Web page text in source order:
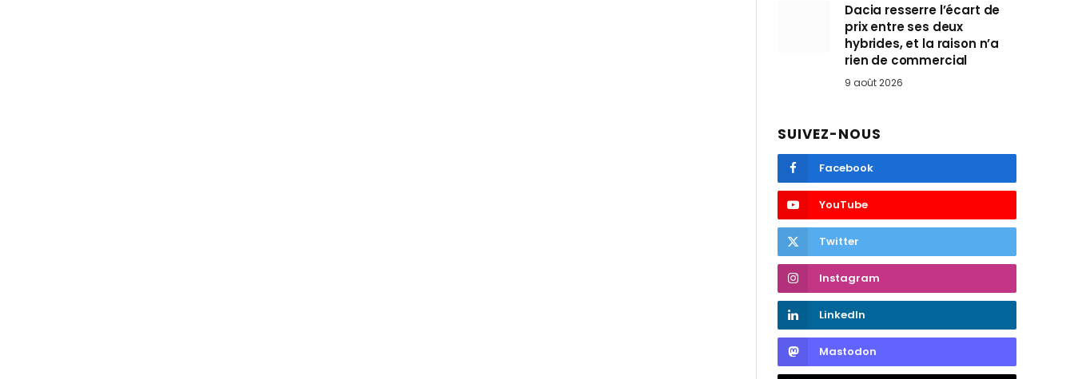
Dacia resserre l’écart de
prix entre ses deux
hybrides, et la raison n’a
rien de commercial
9 août 2026
SUIVEZ-NOUS
Facebook
YouTube
Twitter
Instagram
LinkedIn
Mastodon